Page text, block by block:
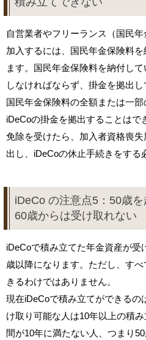
自営業者やフリーランス（国民
加入するには、国民年金保険料
ます。国民年金保険料を納付し
しなければならず、掛金を拠出し
国民年金保険料の全額または一部
iDeCoの掛金を拠出することは
免除を受けたら、加入者資格喪
出し、iDeCoの休止手続きをする
iDeCo の注意点5：50歳
60歳からは受け取れない
iDeCoで積み立てた年金資産が受
歳以降になります。ただし、す
きるわけではありません。
現在iDeCoで積み立てができるの
け取り可能な人は10年以上の積
間が10年に満たない人、つまり